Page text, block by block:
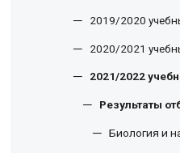
2019/2020
2020/2021
2021/2022
Результаты
Биология и